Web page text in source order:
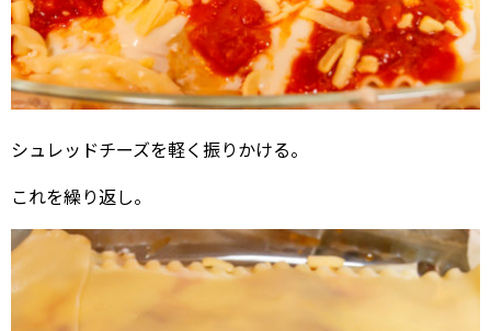
シュレッドチーズを軽く振りかける。
これを繰り返し。